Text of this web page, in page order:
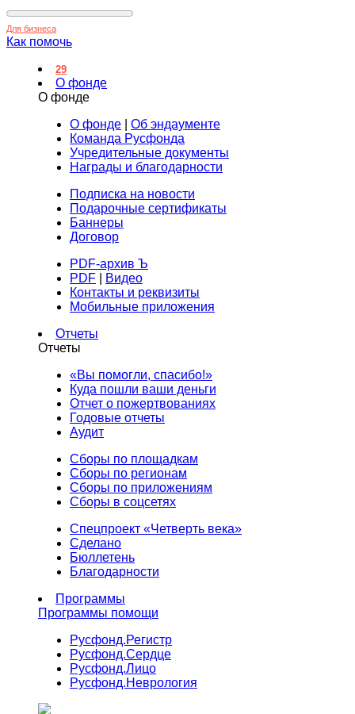
Для бизнеса
Как помочь
29
О фонде
О фонде
О фонде
Об эндаументе
Команда Русфонда
Учредительные документы
Награды и благодарности
Подписка на новости
Подарочные сертификаты
Баннеры
Договор
PDF-архив Ъ
PDF
Видео
Контакты и реквизиты
Мобильные приложения
Отчеты
Отчеты
«Вы помогли, спасибо!»
Куда пошли ваши деньги
Отчет о пожертвованиях
Годовые отчеты
Аудит
Сборы по площадкам
Сборы по регионам
Сборы по приложениям
Сборы в соцсетях
Спецпроект «Четверть века»
Сделано
Бюллетень
Благодарности
Программы
Программы помощи
Русфонд.Регистр
Русфонд.Сердце
Русфонд.Лицо
Русфонд.Неврология